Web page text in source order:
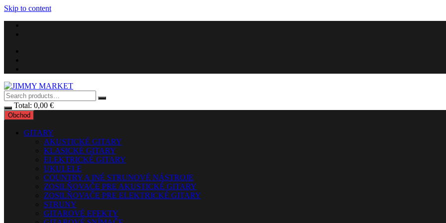
Skip to content
Total: 0,00 €
Obchod
GITARY
AKUSTICKÉ GITARY
KLASICKÉ GITARY
ELEKTRICKÉ GITARY
UKULELE
COUNTRY A INÉ STRUNOVÉ NÁSTROJE
ZOSILŇOVAČE PRE AKUSTICKÉ GITARY
ZOSILŇOVAČE PRE ELEKTRICKÉ GITARY
STRUNY
GITAROVÉ EFEKTY